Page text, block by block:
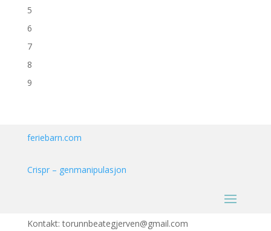
5
6
7
8
9
feriebarn.com
Crispr – genmanipulasjon
Kontakt: torunnbeategjerven@gmail.com